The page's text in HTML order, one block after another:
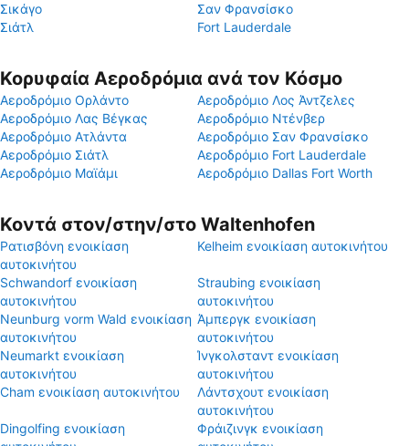
Σικάγο
Σαν Φρανσίσκο
Σιάτλ
Fort Lauderdale
Κορυφαία Αεροδρόμια ανά τον Κόσμο
Αεροδρόμιο Ορλάντο
Αεροδρόμιο Λος Άντζελες
Αεροδρόμιο Λας Βέγκας
Αεροδρόμιο Ντένβερ
Αεροδρόμιο Ατλάντα
Αεροδρόμιο Σαν Φρανσίσκο
Αεροδρόμιο Σιάτλ
Αεροδρόμιο Fort Lauderdale
Αεροδρόμιο Μαϊάμι
Αεροδρόμιο Dallas Fort Worth
Κοντά στον/στην/στο Waltenhofen
Ρατισβόνη ενοικίαση
αυτοκινήτου
Kelheim ενοικίαση αυτοκινήτου
Schwandorf ενοικίαση
αυτοκινήτου
Straubing ενοικίαση
αυτοκινήτου
Neunburg vorm Wald ενοικίαση
αυτοκινήτου
Άμπεργκ ενοικίαση
αυτοκινήτου
Neumarkt ενοικίαση
αυτοκινήτου
Ίνγκολσταντ ενοικίαση
αυτοκινήτου
Cham ενοικίαση αυτοκινήτου
Λάντσχουτ ενοικίαση
αυτοκινήτου
Dingolfing ενοικίαση
Φράιζινγκ ενοικίαση